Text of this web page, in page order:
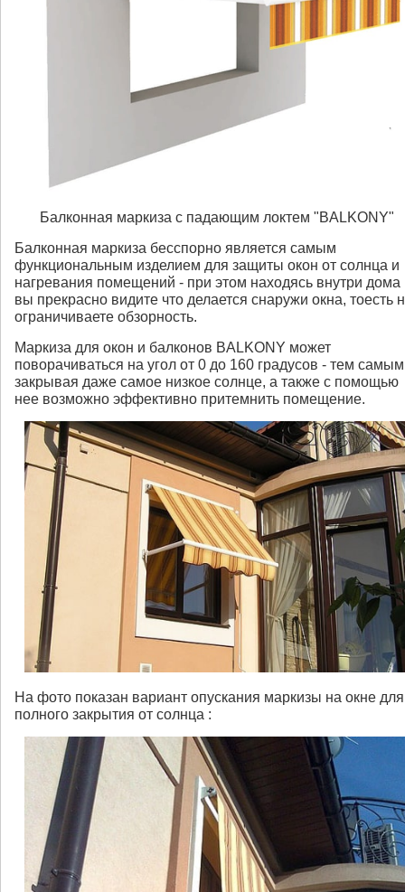
Балконная маркиза c падающим локтем "BALKONY"
Балконная маркиза бесспорно является самым
функциональным изделием для защиты окон от солнца и
нагревания помещений - при этом находясь внутри дома
вы прекрасно видите что делается снаружи окна, тоесть
ограничиваете обзорность.
Маркиза для окон и балконов BALKONY может
поворачиваться на угол от 0 до 160 градусов - тем самым
закрывая даже самое низкое солнце, а также с помощью
нее возможно эффективно притемнить помещение.
На фото показан вариант опускания маркизы на окне для
полного закрытия от солнца :